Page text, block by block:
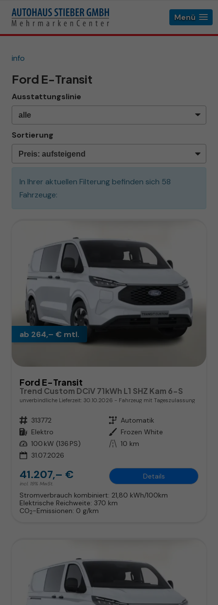
Menü
info
Ford E-Transit
Ausstattungslinie
Sortierung
In Ihrer aktuellen Filterung befinden sich 58
Fahrzeuge:
ab 264,– € mtl.
Ford E-Transit
Trend Custom DCiV 71kWh L1 SHZ Kam 6-S
unverbindliche Lieferzeit: 30.10.2026 Fahrzeug mit Tageszulassung
Fahrzeugnr. 313772 Getriebe Automatik
Kraftstoff Elektro Außenfarbe Frozen White
Leistung 100 kW (136 PS) Kilometerstand 10 km
31.07.2026
41.207,– €
incl. 19% MwSt.
Details
Stromverbrauch kombiniert: 21,80 kWh/100km
Elektrische Reichweite: 370 km
CO2-Emissionen: 0 g/km